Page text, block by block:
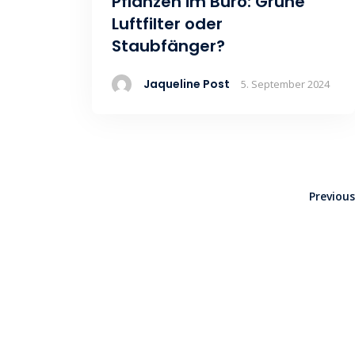
Luftfilter oder
Staubfänger?
Jaqueline Post 5. September 2024
Previous